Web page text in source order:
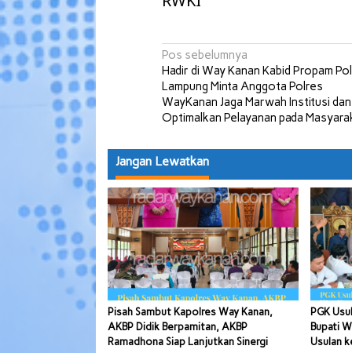
Navigasi
pos
Pos sebelumnya
Hadir di Way Kanan Kabid Propam
Lampung Minta Anggota Polres
WayKanan Jaga Marwah Institusi dan
Optimalkan Pelayanan pada
Jangan Lewatkan
Pisah Sambut Kapolres Way Kanan,
AKBP Didik Berpamitan, AKBP
Ramadhona Siap Lanjutkan Sinergi
PGK
Bupati
Usulan